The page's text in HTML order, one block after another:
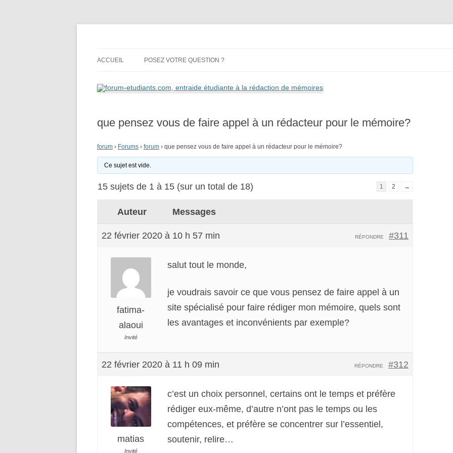
ACCUEIL POSEZ VOTRE QUESTION ?
que pensez vous de faire appel à un rédacteur pour le mémoire?
forum › Forums › forum › que pensez vous de faire appel à un rédacteur pour le mémoire?
Ce sujet est vide.
15 sujets de 1 à 15 (sur un total de 18) 1 2 →
Auteur Messages
22 février 2020 à 10 h 57 min #311
RÉPONDRE
fatima-
alaoui
Invité
salut tout le monde,
je voudrais savoir ce que vous pensez de faire appel à un
site spécialisé pour faire rédiger mon mémoire, quels sont
les avantages et inconvénients par exemple?
22 février 2020 à 11 h 09 min #312
RÉPONDRE
matias
Invité
c’est un choix personnel, certains ont le temps et préfère
rédiger eux-même, d’autre n’ont pas le temps ou les
compétences, et préfère se concentrer sur l’essentiel,
soutenir, relire…